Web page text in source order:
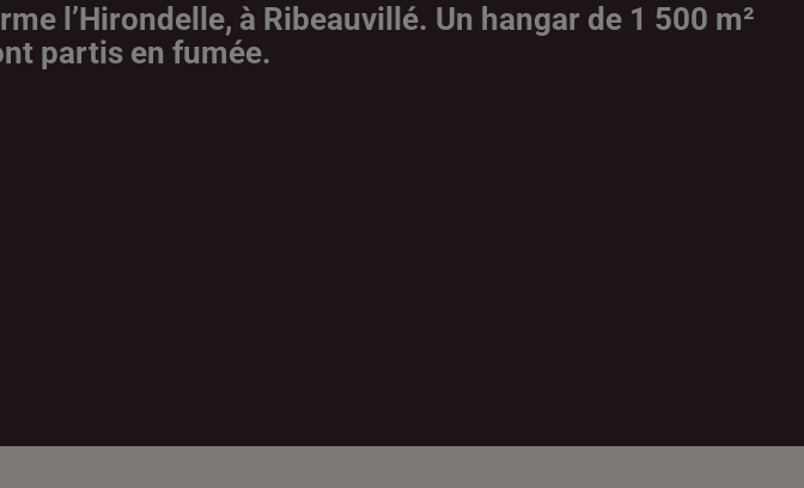
l’Hirondelle, à Ribeauvillé. Un hangar de 1 500 m²
partis en fumée.